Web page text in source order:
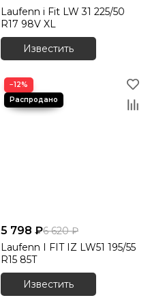
Laufenn i Fit LW 31 225/50
R17 98V XL
Известить
−12%
5 798 ₽6 620 ₽
Laufenn I FIT IZ LW51 195/55
R15 85T
Известить